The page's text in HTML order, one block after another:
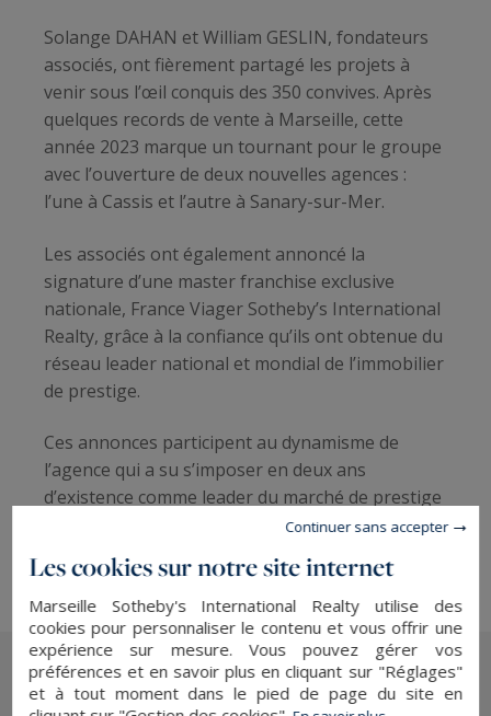
Solange DAHAN et William GESLIN, fondateurs
associés, ont fièrement partagé les projets à
venir sous l’œil conquis des 350 convives. Après
quelques records de vente à Marseille, cette
année 2023 marque un tournant pour le groupe
avec l’ouverture de deux nouvelles agences :
l’une à Cassis et l’autre à Sanary-sur-Mer.
Les associés ont également annoncé la
signature d’une master franchise exclusive
nationale, France Viager Sotheby’s International
Realty, grâce à la confiance qu’ils ont obtenue du
réseau leader national et mondial de l’immobilier
de prestige.
Ces annonces participent au dynamisme de
l’agence qui a su s’imposer en deux ans
d’existence comme leader du marché de prestige
sur le Littoral Marseillais et Varois, allant de la
Côte Bleue jusqu’au Lavandou.
Les cookies sur notre site internet
Marseille Sotheby's International Realty utilise des
cookies pour personnaliser le contenu et vous offrir une
expérience sur mesure. Vous pouvez gérer vos
préférences et en savoir plus en cliquant sur "Réglages"
et à tout moment dans le pied de page du site en
Continuer sans accepter